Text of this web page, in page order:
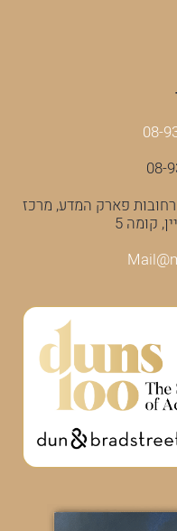
08-
ראשי רחובות: רחוב פקריס 3, רחובות פארק המדע, מרכז
קומה 5